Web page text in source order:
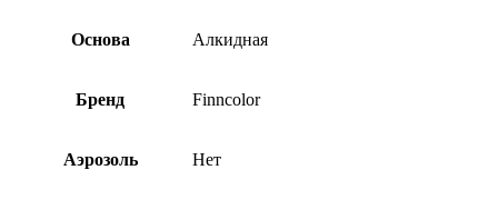
Основа Алкидная
Бренд Finncolor
Аэрозоль Нет